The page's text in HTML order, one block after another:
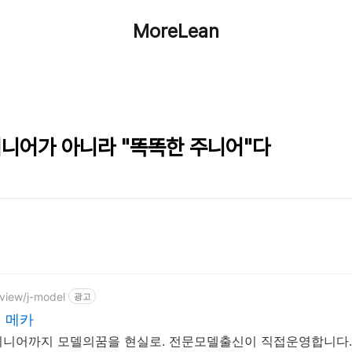
MoreLean
어가 아니라 "똑똑한 주니어"다
j-model 광고
메카
어까지 모델의꿈을 현실로. 전문모델출신이 직접운영합니다.